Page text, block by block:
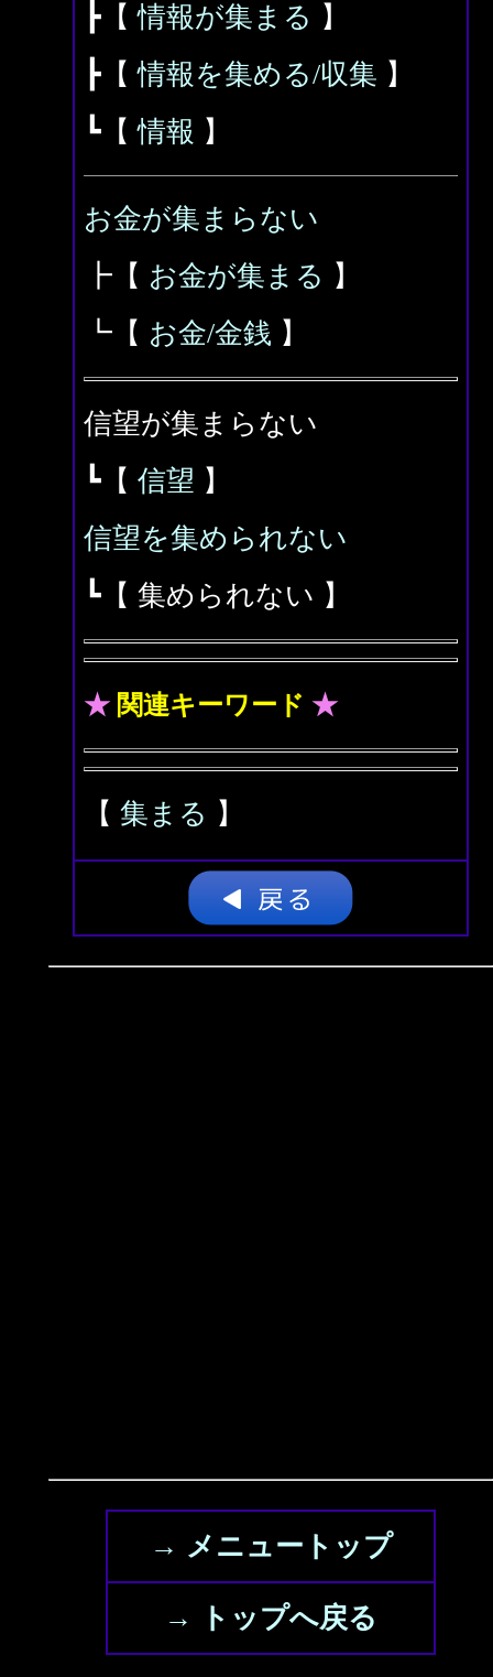
┣【情報が集まる 】
┣【情報を集める/収集 】
┗【情報 】
お金が集まらない
┣【 お金が集まる 】
┗【 お金/金銭 】
信望が集まらない
┗【 信望 】
信望を集められない
┗【 集められない 】
★ 関連キーワード ★
【 集まる 】
→ メニュートップ
→ トップへ戻る